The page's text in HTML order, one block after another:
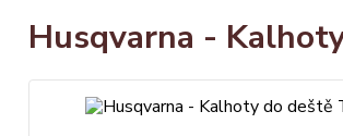
Husqvarna -